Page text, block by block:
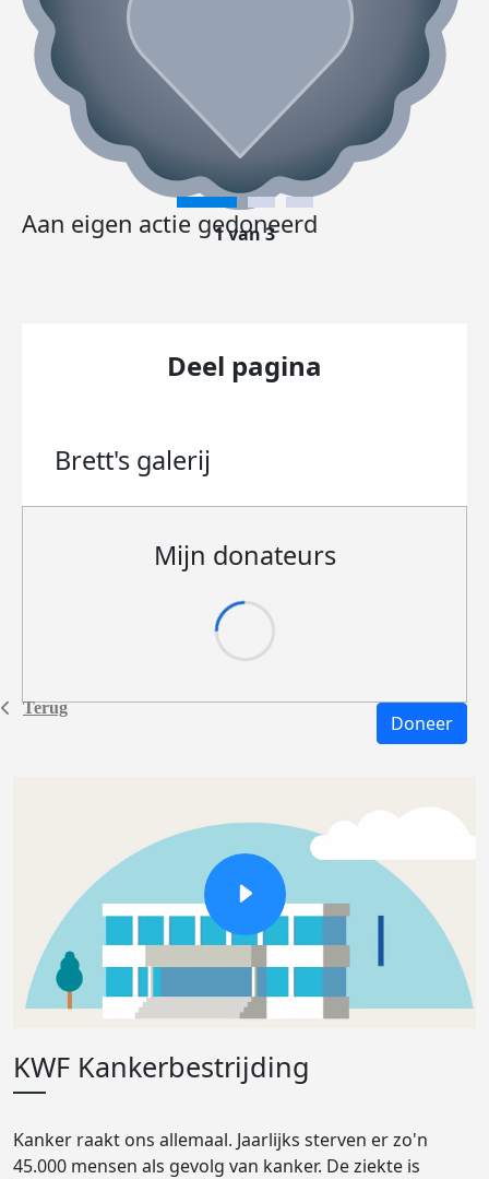
Terug
Aan eigen actie gedoneerd
1 van 3
Deel pagina
Brett's galerij
Mijn donateurs
Doneer
KWF Kankerbestrijding
Kanker raakt ons allemaal. Jaarlijks sterven er zo'n
45.000 mensen als gevolg van kanker. De ziekte is